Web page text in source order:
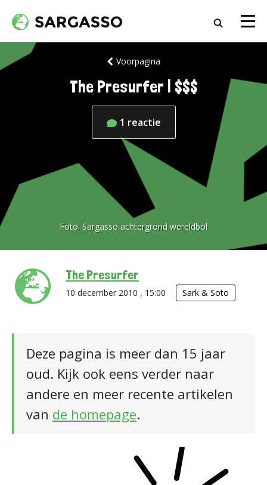
Voorpagina
The Presurfer | $$$
1 reactie
Foto: Sargasso achtergrond wereldbol
The Presurfer
10 december 2010 , 15:00 Sark & Soto
Deze pagina is meer dan 15 jaar
oud. Kijk ook eens verder naar
andere en meer recente artikelen
van de homepage.